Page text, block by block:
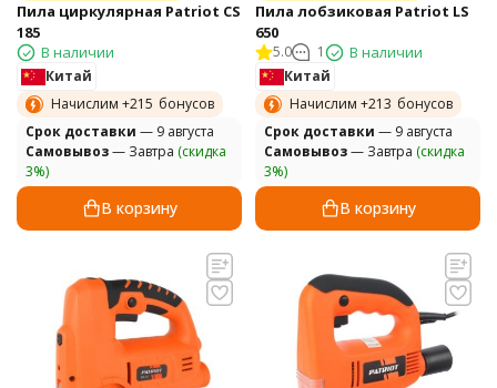
Пила циркулярная Patriot CS
185
В наличии
Китай
Начислим +215 бонусов
Cрок доставки — 9 августа
Самовывоз— Завтра (скидка
3%)
В корзину
Пила лобзиковая Patriot LS
650
5.0 1 В наличии
Китай
Начислим +213 бонусов
Cрок доставки — 9 августа
Самовывоз— Завтра (скидка
3%)
В корзину